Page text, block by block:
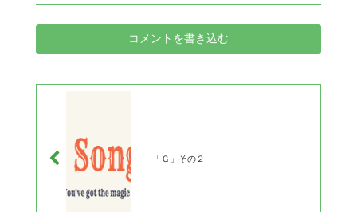
コメントを書き込む
「Ｇ」その２